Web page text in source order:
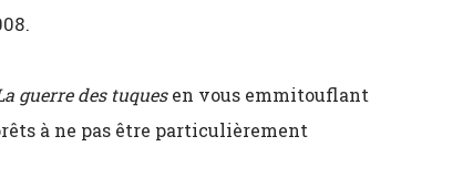
guerre des tuquesen vous emmitouflant
à ne pas être particulièrement